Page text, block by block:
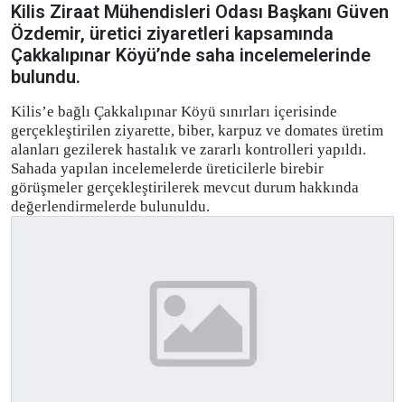
Kilis Ziraat Mühendisleri Odası Başkanı Güven
Özdemir, üretici ziyaretleri kapsamında
Çakkalıpınar Köyü’nde saha incelemelerinde
bulundu.
Kilis’e bağlı Çakkalıpınar Köyü sınırları içerisinde
gerçekleştirilen ziyarette, biber, karpuz ve domates üretim
alanları gezilerek hastalık ve zararlı kontrolleri yapıldı.
Sahada yapılan incelemelerde üreticilerle birebir
görüşmeler gerçekleştirilerek mevcut durum hakkında
değerlendirmelerde bulunuldu.